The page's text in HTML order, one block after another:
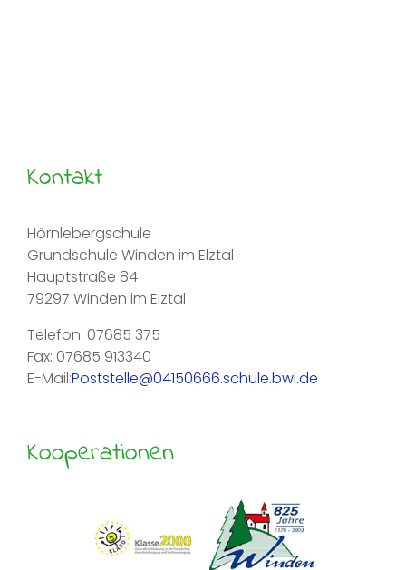
Kontakt
Hörnlebergschule
Grundschule Winden im Elztal
Hauptstraße 84
79297 Winden im Elztal
Telefon: 07685 375
Fax: 07685 913340
E-Mail:Poststelle@04150666.schule.bwl.de
Kooperationen